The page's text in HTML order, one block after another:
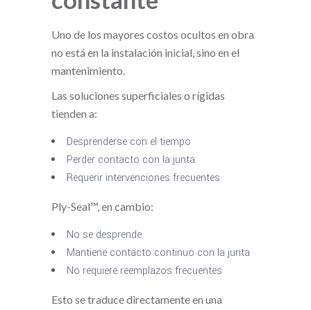
Uno de los mayores costos ocultos en obra
no está en la instalación inicial, sino en el
mantenimiento.
Las soluciones superficiales o rígidas
tienden a:
Desprenderse con el tiempo
Perder contacto con la junta
Requerir intervenciones frecuentes
Ply-Seal™, en cambio:
No se desprende
Mantiene contacto continuo con la junta
No requiere reemplazos frecuentes
Esto se traduce directamente en una